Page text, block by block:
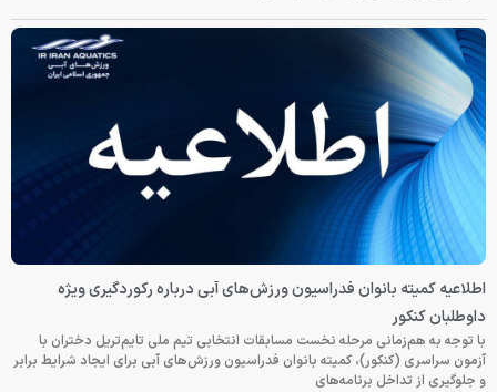
اطلاعیه کمیته بانوان فدراسیون ورزش‌های آبی درباره رکوردگیری ویژه
داوطلبان کنکور
با توجه به هم‌زمانی مرحله نخست مسابقات انتخابی تیم ملی تایم‌تریل دختران با
آزمون سراسری (کنکور)، کمیته بانوان فدراسیون ورزش‌های آبی برای ایجاد شرایط برابر
و جلوگیری از تداخل برنامه‌های